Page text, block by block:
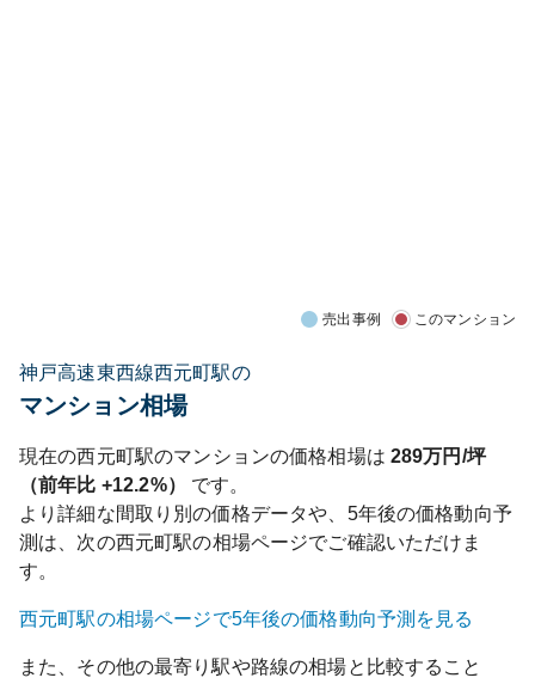
売出事例 このマンション
神戸高速東西線西元町駅の
マンション相場
現在の西元町駅のマンションの価格相場は 289万円/坪
（前年比 +12.2%）
です。
より詳細な間取り別の価格データや、5年後の価格動向予
測は、次の西元町駅の相場ページでご確認いただけま
す。
西元町駅の相場ページで5年後の価格動向予測を見る
また、その他の最寄り駅や路線の相場と比較すること